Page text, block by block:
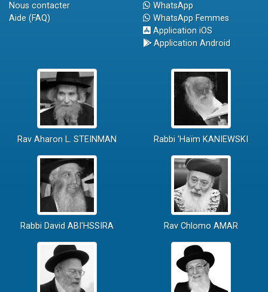
Nous contacter
Aide (FAQ)
WhatsApp
WhatsApp Femmes
Application iOS
Application Android
Rav Aharon L. STEINMAN Rabbi 'Haïm KANIEWSKI
Rabbi David ABI'HSSIRA Rav Chlomo AMAR